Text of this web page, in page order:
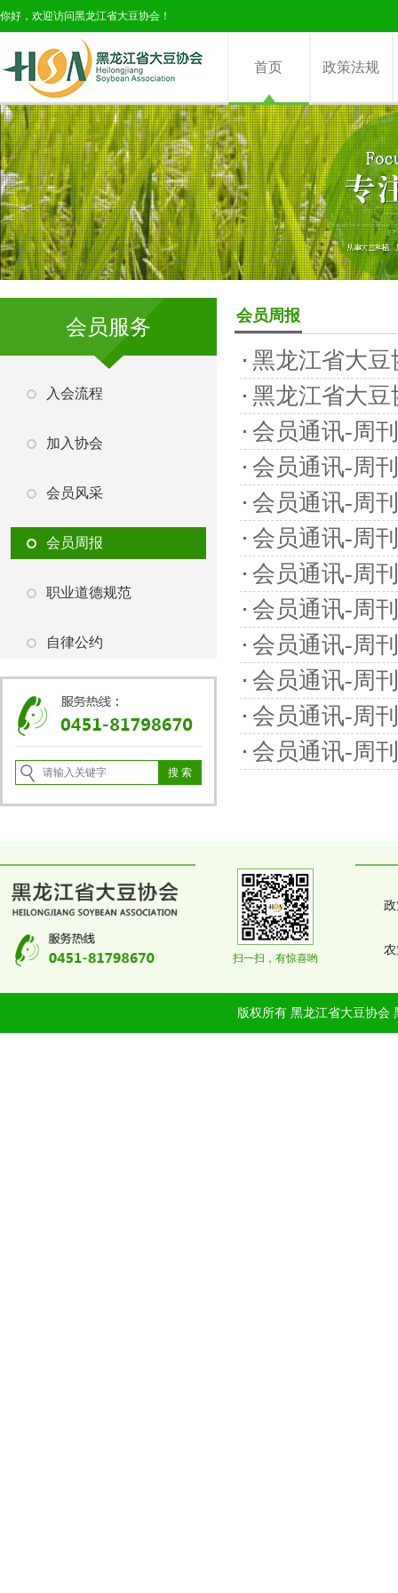
你好，欢迎访问黑龙江省大豆协会！
首页 政策法规
会员服务
入会流程
加入协会
会员风采
会员周报
职业道德规范
自律公约
会员周报
黑龙江省大
黑龙江省大
会员通讯-周
会员通讯-周
会员通讯-周
会员通讯-周
会员通讯-周
会员通讯-周
会员通讯-周
会员通讯-周
会员通讯-周
会员通讯-周
扫一扫，有惊喜哟
版权所有 黑龙江省大豆协会